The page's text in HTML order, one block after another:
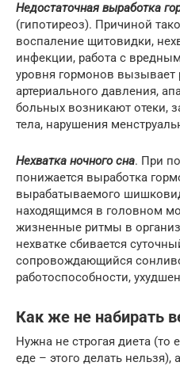
Недостаточная выработка
(гипотиреоз). Причиной
воспаление щитовидки,
инфекции, работа с
уровня гормонов вызывает
артериального давления,
больных возникают отеки,
тела, нарушения
Нехватка ночного сна. При
понижается выработка
вырабатываемого
находящимся в головном
жизненные ритмы в
нехватке сбивается
сопровождающийся
работоспособности,
Как же не набирать
Нужна не строгая диета (то
еде – этого делать